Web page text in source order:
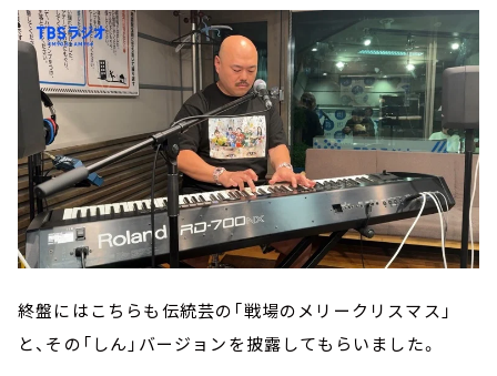
終盤にはこちらも伝統芸の「戦場のメリークリスマス」
と、その「しん」バージョンを披露してもらいました。